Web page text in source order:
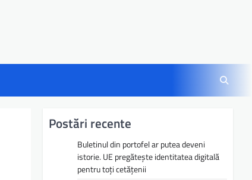
Postări recente
Buletinul din portofel ar putea deveni
istorie. UE pregătește identitatea digitală
pentru toți cetățenii